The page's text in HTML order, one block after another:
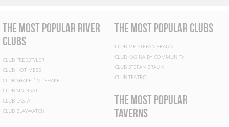
the most popular river
clubs
CLUB FREESTYLER
CLUB HOT MESS
CLUB SHAKE `N` SHAKE
CLUB SINDIKAT
CLUB LASTA
CLUB BLAYWATCH
the most popular clubs
CLUB MR STEFAN BRAUN
CLUB KASINA BY COMMUNITY
CLUB STEFAN BRAUN
CLUB TEATRO
the most popular
taverns